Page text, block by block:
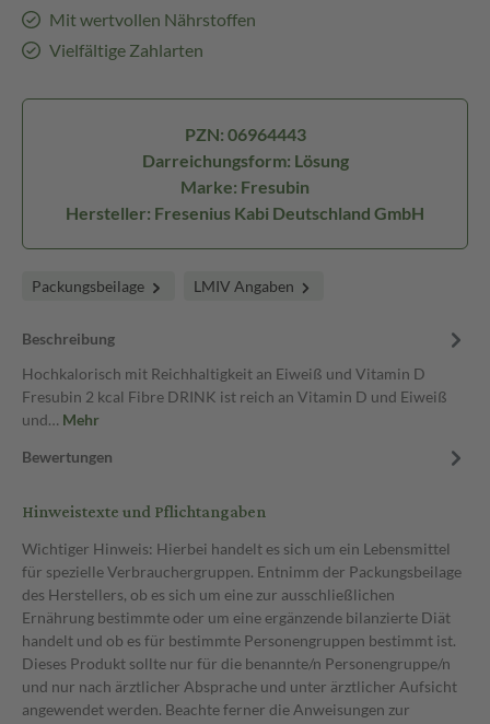
Mit wertvollen Nährstoffen
Vielfältige Zahlarten
PZN: 06964443
Darreichungsform: Lösung
Marke: Fresubin
Hersteller: Fresenius Kabi Deutschland GmbH
Packungsbeilage LMIV Angaben
Beschreibung
Hochkalorisch mit Reichhaltigkeit an Eiweiß und Vitamin D
Fresubin 2 kcal Fibre DRINK ist reich an Vitamin D und Eiweiß
und… Mehr
Bewertungen
Hinweistexte und Pflichtangaben
Wichtiger Hinweis: Hierbei handelt es sich um ein Lebensmittel
für spezielle Verbrauchergruppen. Entnimm der Packungsbeilage
des Herstellers, ob es sich um eine zur ausschließlichen
Ernährung bestimmte oder um eine ergänzende bilanzierte Diät
handelt und ob es für bestimmte Personengruppen bestimmt ist.
Dieses Produkt sollte nur für die benannte/n Personengruppe/n
und nur nach ärztlicher Absprache und unter ärztlicher Aufsicht
angewendet werden. Beachte ferner die Anweisungen zur